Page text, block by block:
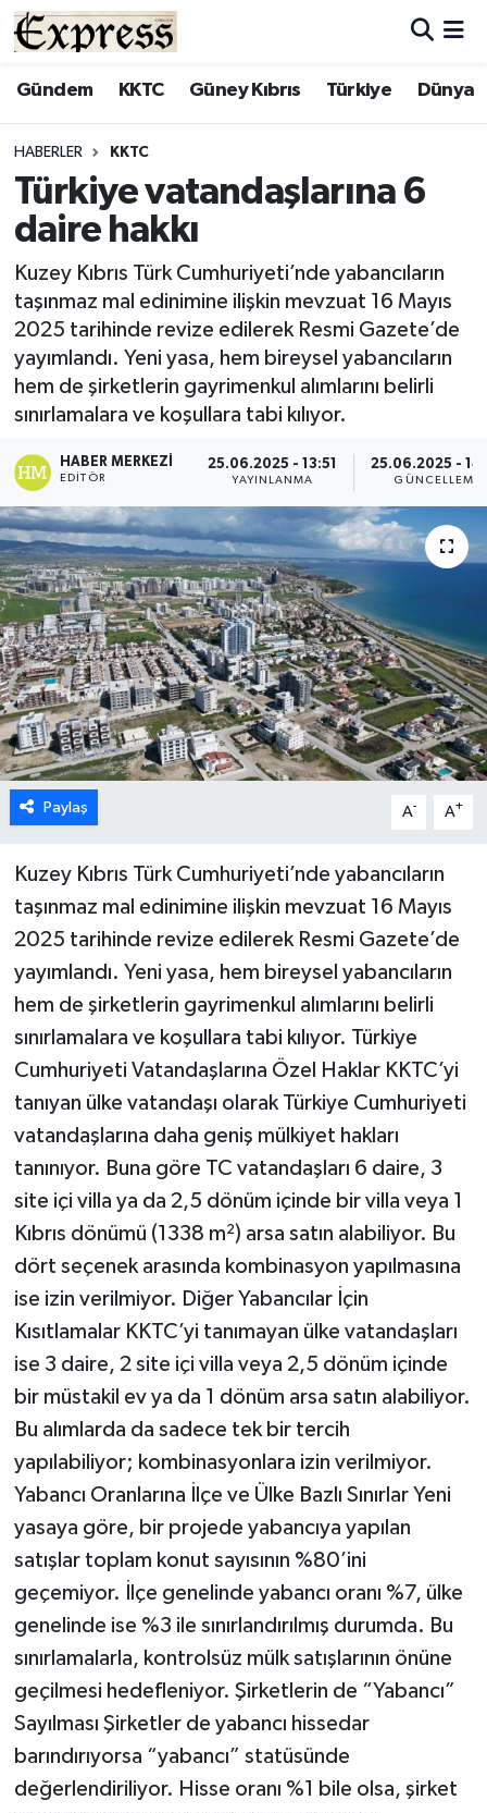
Gündem KKTC Güney Kıbrıs Türkiye Dünya
HABERLER KKTC
Türkiye vatandaşlarına 6
daire hakkı
Kuzey Kıbrıs Türk Cumhuriyeti’nde yabancıların
taşınmaz mal edinimine ilişkin mevzuat 16 Mayıs
2025 tarihinde revize edilerek Resmi Gazete’de
yayımlandı. Yeni yasa, hem bireysel yabancıların
hem de şirketlerin gayrimenkul alımlarını belirli
sınırlamalara ve koşullara tabi kılıyor.
HABER MERKEZI
EDITÖR
25.06.2025 - 13:51
YAYINLANMA
25.06.2025 -
GÜNCELLEME
Paylaş A- A+
Kuzey Kıbrıs Türk Cumhuriyeti’nde yabancıların
taşınmaz mal edinimine ilişkin mevzuat 16 Mayıs
2025 tarihinde revize edilerek Resmi Gazete’de
yayımlandı. Yeni yasa, hem bireysel yabancıların
hem de şirketlerin gayrimenkul alımlarını belirli
sınırlamalara ve koşullara tabi kılıyor. Türkiye
Cumhuriyeti Vatandaşlarına Özel Haklar KKTC’yi
tanıyan ülke vatandaşı olarak Türkiye Cumhuriyeti
vatandaşlarına daha geniş mülkiyet hakları
tanınıyor. Buna göre TC vatandaşları 6 daire, 3
site içi villa ya da 2,5 dönüm içinde bir villa veya 1
Kıbrıs dönümü (1338 m²) arsa satın alabiliyor. Bu
dört seçenek arasında kombinasyon yapılmasına
ise izin verilmiyor. Diğer Yabancılar İçin
Kısıtlamalar KKTC’yi tanımayan ülke vatandaşları
ise 3 daire, 2 site içi villa veya 2,5 dönüm içinde
bir müstakil ev ya da 1 dönüm arsa satın alabiliyor.
Bu alımlarda da sadece tek bir tercih
yapılabiliyor; kombinasyonlara izin verilmiyor.
Yabancı Oranlarına İlçe ve Ülke Bazlı Sınırlar Yeni
yasaya göre, bir projede yabancıya yapılan
satışlar toplam konut sayısının %80’ini
geçemiyor. İlçe genelinde yabancı oranı %7, ülke
genelinde ise %3 ile sınırlandırılmış durumda. Bu
sınırlamalarla, kontrolsüz mülk satışlarının önüne
geçilmesi hedefleniyor. Şirketlerin de “Yabancı”
Sayılması Şirketler de yabancı hissedar
barındırıyorsa “yabancı” statüsünde
değerlendiriliyor. Hisse oranı %1 bile olsa, şirket
ALAYKÖY
BİLİM
DÜNYA
EĞİTİM
EKONOMİ
ENGLISH
ESENTEPE
GAZİMAĞUSA
GİRNE
GÜNDEM
GÜNEY KIBRIS
İÇ HABERLER
LAPTA
LEFKOŞA
MAGAZİN
Nöbetçi Eczaneler
ÖZEL HABER
SAĞLIK
SPOR
TATLISU
TİCARET
YAŞAM
Hava Durumu
Süper Lig Puan Durumu ve Fikstür
Son Dakika Haberleri
Haber Arşivi